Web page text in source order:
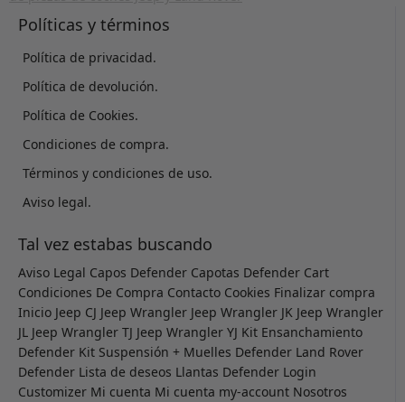
Políticas y términos
Política de privacidad.
Política de devolución.
Política de Cookies.
Condiciones de compra.
Términos y condiciones de uso.
Aviso legal.
Tal vez estabas buscando
Aviso Legal Capos Defender Capotas Defender Cart
Condiciones De Compra Contacto Cookies Finalizar compra
Inicio Jeep CJ Jeep Wrangler Jeep Wrangler JK Jeep Wrangler
JL Jeep Wrangler TJ Jeep Wrangler YJ Kit Ensanchamiento
Defender Kit Suspensión + Muelles Defender Land Rover
Defender Lista de deseos Llantas Defender Login
Customizer Mi cuenta Mi cuenta my-account Nosotros